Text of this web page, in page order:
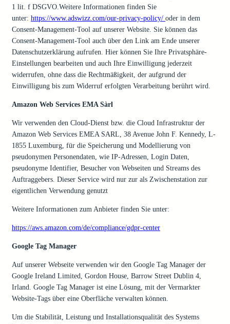
1 lit. f DSGVO.Weitere Informationen finden Sie
unter: https://www.adswizz.com/our-privacy-policy/ oder in dem
Consent-Management-Tool auf unserer Website. Sie können das
Consent-Management-Tool auch über den Link am Ende unserer
Datenschutzerklärung aufrufen. Hier können Sie Ihre Privatsphäre-
Einstellungen bearbeiten und auch Ihre Einwilligung jederzeit
widerrufen, ohne dass die Rechtmäßigkeit, der aufgrund der
Einwilligung bis zum Widerruf erfolgten Verarbeitung berührt wird.
Amazon Web Services EMA Sàrl
Wir verwenden den Cloud-Dienst bzw. die Cloud Infrastruktur der
Amazon Web Services EMEA SARL, 38 Avenue John F. Kennedy, L-
1855 Luxemburg, für die Speicherung und Modellierung von
pseudonymen Personendaten, wie IP-Adressen, Login Daten,
pseudonyme Identifier, Besucher von Webseiten und Streams des
Auftraggebers. Dieser Service wird nur zur als Zwischenstation zur
eigentlichen Verwendung genutzt
Weitere Informationen zum Anbieter finden Sie unter:
https://aws.amazon.com/de/compliance/gdpr-center
Google Tag Manager
Auf unserer Webseite verwenden wir den Google Tag Manager der
Google Ireland Limited, Gordon House, Barrow Street Dublin 4,
Irland. Google Tag Manager ist eine Lösung, mit der Vermarkter
Website-Tags über eine Oberfläche verwalten können.
Um die Stabilität, Leistung und Installationsqualität des Systems